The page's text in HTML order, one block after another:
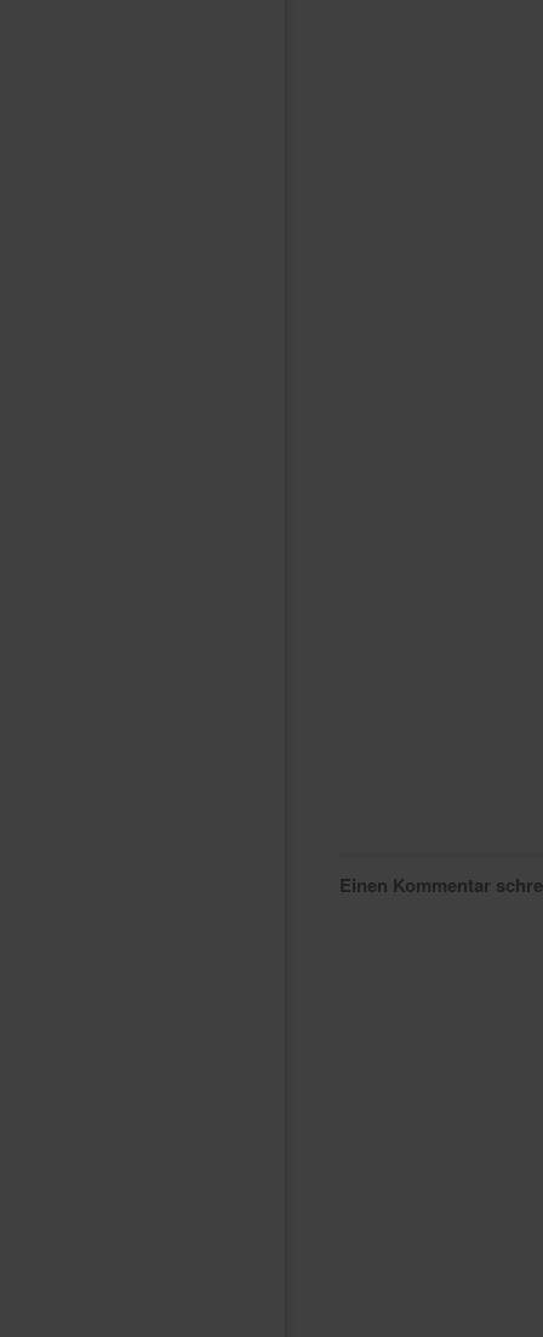
Einen Kommentar